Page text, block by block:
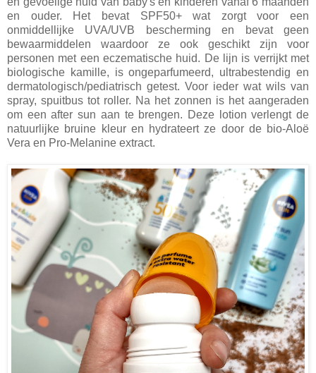
en ouder. Het bevat SPF50+ wat zorgt voor een
onmiddellijke UVA/UVB bescherming en bevat geen
bewaarmiddelen waardoor ze ook geschikt zijn voor
personen met een eczematische huid. De lijn is verrijkt met
biologische kamille, is ongeparfumeerd, ultrabestendig en
dermatologisch/pediatrisch getest. Voor ieder wat wils van
spray, spuitbus tot roller. Na het zonnen is het aangeraden
om een after sun aan te brengen. Deze lotion verlengt de
natuurlijke bruine kleur en hydrateert ze door de bio-Aloë
Vera en Pro-Melanine extract.